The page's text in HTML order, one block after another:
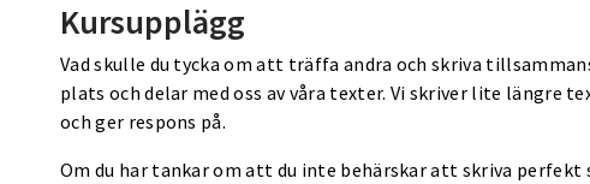
Kursupplägg
Vad skulle du tycka om att träffa andra och skriva
plats och delar med oss av våra texter. Vi skriver lite längre
och ger respons på.
Om du har tankar om att du inte behärskar att skriva